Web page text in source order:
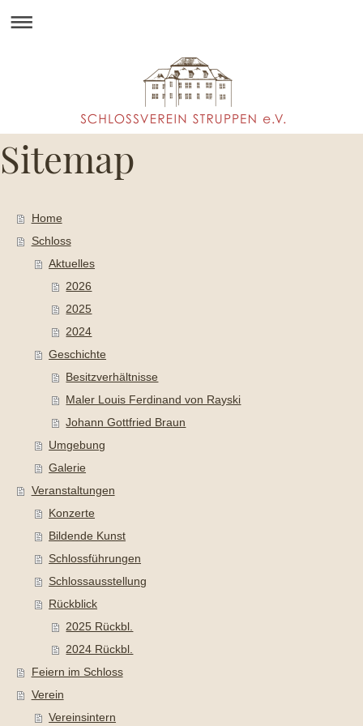
Sitemap
Home
Schloss
Aktuelles
2026
2025
2024
Geschichte
Besitzverhältnisse
Maler Louis Ferdinand von Rayski
Johann Gottfried Braun
Umgebung
Galerie
Veranstaltungen
Konzerte
Bildende Kunst
Schlossführungen
Schlossausstellung
Rückblick
2025 Rückbl.
2024 Rückbl.
Feiern im Schloss
Verein
Vereinsintern